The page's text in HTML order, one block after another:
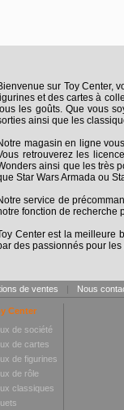
sur Toy Center,
et des cartes à
les goûts. Que vous
ainsi que les
magasin en ligne
retrouverez les
ainsi que les très
Star Wars Armada ou
service de
fonction de recherche
Center est la meilleure
des passionnés pour
de ventes | Nous
Center
de société
de cartes
de figurines
de rôle
classiques